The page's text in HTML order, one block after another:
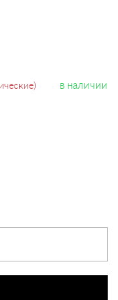
в наличии